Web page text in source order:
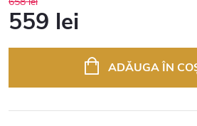
559 lei
ADĂUGA ÎN